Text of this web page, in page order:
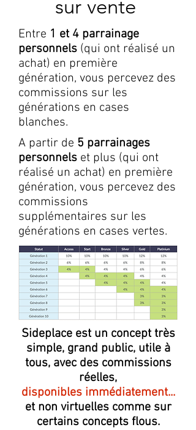
sur vente
Entre 1 et 4 parrainage
personnels (qui ont réalisé un
achat) en première
génération, vous percevez des
commissions sur les
générations en cases
blanches.
A partir de 5 parrainages
personnels et plus (qui ont
réalisé un achat) en première
génération, vous percevez des
commissions
supplémentaires sur les
générations en cases vertes.
Sideplace est un concept très
simple, grand public, utile à
tous, avec des commissions
réelles,
disponibles immédiatement...
et non virtuelles comme sur
certains concepts flous.